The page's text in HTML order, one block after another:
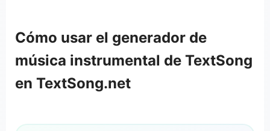
Cómo usar el generador de
música instrumental de TextSong
en TextSong.net